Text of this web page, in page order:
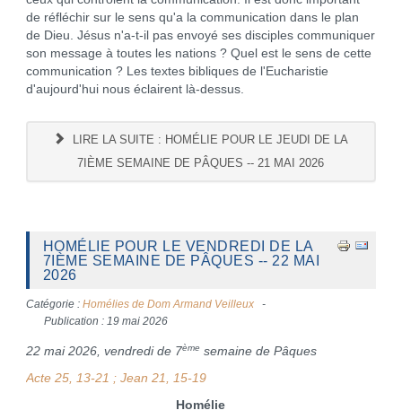
de réfléchir sur le sens qu'a la communication dans le plan
de Dieu. Jésus n'a-t-il pas envoyé ses disciples communiquer
son message à toutes les nations ? Quel est le sens de cette
communication ? Les textes bibliques de l'Eucharistie
d'aujourd'hui nous éclairent là-dessus.
LIRE LA SUITE : HOMÉLIE POUR LE JEUDI DE LA
7IÈME SEMAINE DE PÂQUES -- 21 MAI 2026
HOMÉLIE POUR LE VENDREDI DE LA
7IÈME SEMAINE DE PÂQUES -- 22 MAI
2026
Catégorie : Homélies de Dom Armand Veilleux
Publication : 19 mai 2026
22 mai 2026, vendredi de 7ème semaine de Pâques
Acte 25, 13-21 ; Jean 21, 15-19
Homélie